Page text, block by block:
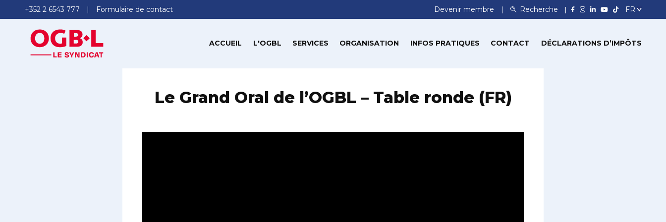
+352 2 6543 777 Formulaire de contact Devenir membre Recherche
ACCUEIL L'OGBL SERVICES ORGANISATION INFOS PRATIQUES CONTACT DÉCLARATIONS D’IMPÔTS
Le Grand Oral de l’OGBL – Table ronde (FR)